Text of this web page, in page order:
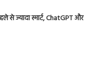
से ज्यादा स्मार्ट, ChatGPT और